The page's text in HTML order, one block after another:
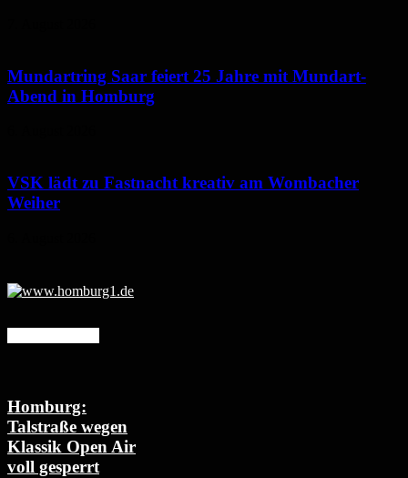
Mundartring Saar feiert 25 Jahre mit Mundart-
Abend in Homburg
VSK lädt zu Fastnacht kreativ am Wombacher
Weiher
Homburg:
Talstraße wegen
Klassik Open Air
voll gesperrt